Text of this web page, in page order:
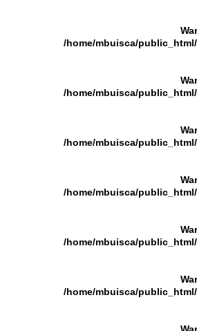
/home/mbuisca/
/home/mbuisca/
/home/mbuisca/
/home/mbuisca/
/home/mbuisca/
/home/mbuisca/